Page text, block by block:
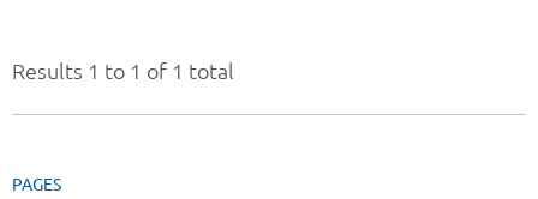
Results 1 to 1 of 1 total
PAGES